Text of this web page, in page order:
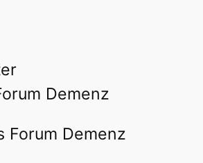
Forum Demenz